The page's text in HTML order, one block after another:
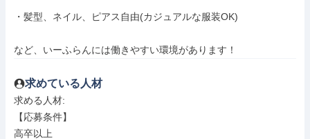
・髪型、ネイル、ピアス自由(カジュアルな服装OK)
など、いーふらんには働きやすい環境があります！
求めている人材
求める人材:
【応募条件】
高卒以上